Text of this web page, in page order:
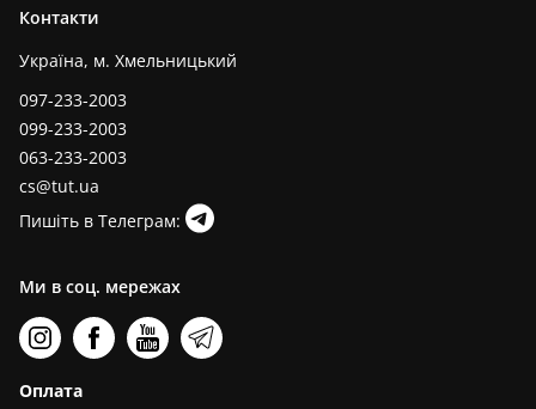
Контакти
Україна, м. Хмельницький
097-233-2003
099-233-2003
063-233-2003
cs@tut.ua
Пишіть в Телеграм:
Ми в соц. мережах
Оплата